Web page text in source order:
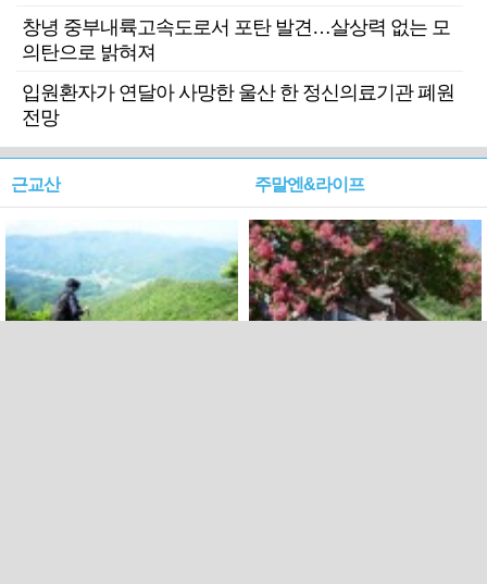
창녕 중부내륙고속도로서 포탄 발견…살상력 없는 모
의탄으로 밝혀져
입원환자가 연달아 사망한 울산 한 정신의료기관 폐원
전망
근교산 주말엔&라이프